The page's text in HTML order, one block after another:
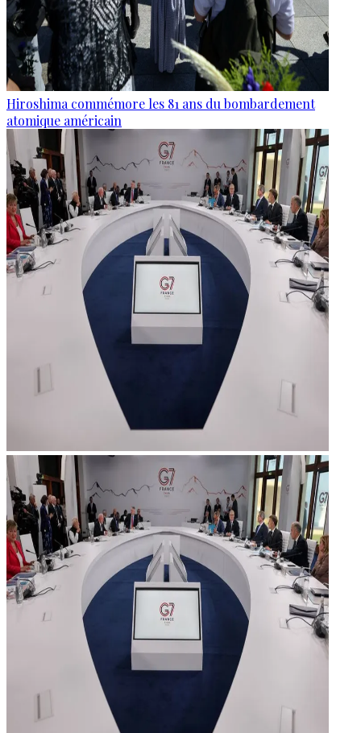
Hiroshima commémore les 81 ans du bombardement
atomique américain